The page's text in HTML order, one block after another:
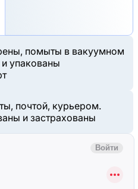
помыты в вакуумном
упакованы
почтой, курьером.
и застрахованы